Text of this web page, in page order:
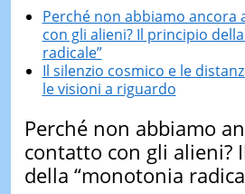
Perché non abbiamo
con gli alieni? Il principio
radicale”
Il silenzio cosmico e le
le visioni a riguardo
Perché non abbiamo
contatto con gli alieni?
della “monotonia